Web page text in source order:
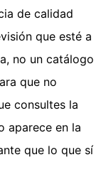
de calidad
que esté a
no un catálogo
que no
consultes la
aparece en la
que lo que sí